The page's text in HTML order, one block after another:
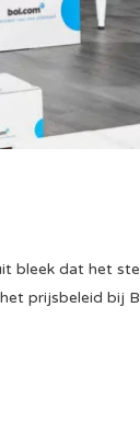
bleek dat het
prijsbeleid bij